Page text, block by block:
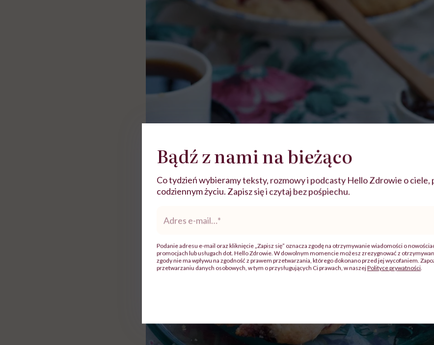
Bądź z nami na bieżąco
Co tydzień wybieramy teksty, rozmowy i podcasty Hello Zdrowie o ciele,
codziennym życiu. Zapisz się i czytaj bez pośpiechu.
mail*
Podanie adresu e-mail oraz kliknięcie „Zapisz się” oznacza zgodę na otrzymywanie wiadomości o
promocjach lub usługach dot. Hello Zdrowie. W dowolnym momencie możesz zrezygnować z
zgody nie ma wpływu na zgodność z prawem przetwarzania, którego dokonano przed jej wycofaniem.
przetwarzaniu danych osobowych, w tym o przysługujących Ci prawach, w naszejPolityce prywatności.